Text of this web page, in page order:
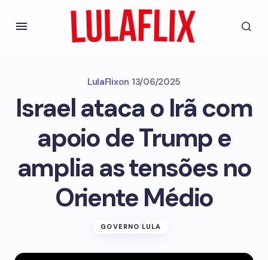
LulaFlixon 13/06/2025
Israel ataca o Irã com
apoio de Trump e
amplia as tensões no
Oriente Médio
GOVERNO LULA